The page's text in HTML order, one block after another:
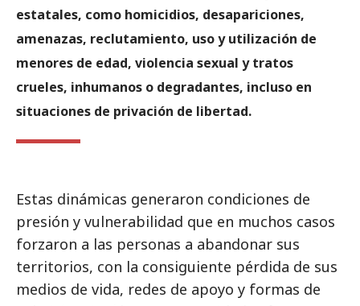
estatales, como homicidios, desapariciones,
amenazas, reclutamiento, uso y utilización de
menores de edad, violencia sexual y tratos
crueles, inhumanos o degradantes, incluso en
situaciones de privación de libertad.
Estas dinámicas generaron condiciones de
presión y vulnerabilidad que en muchos casos
forzaron a las personas a abandonar sus
territorios, con la consiguiente pérdida de sus
medios de vida, redes de apoyo y formas de